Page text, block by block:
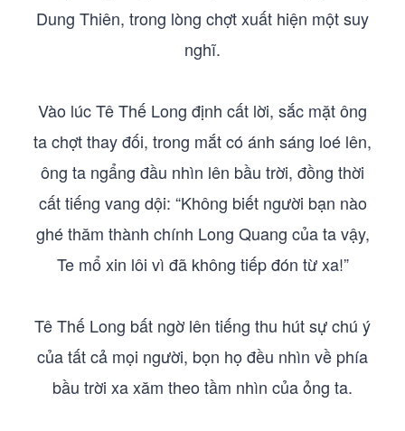
Dung Thiên, trong lòng chợt xuất hiện một suy
nghĩ.
Vào lúc Tê Thế Long định cất lời, sắc mặt ông
ta chợt thay đối, trong mắt có ánh sáng loé lên,
ông ta ngẩng đầu nhìn lên bầu trời, đồng thời
cất tiếng vang dội: “Không biết người bạn nào
ghé thăm thành chính Long Quang của ta vậy,
Te mổ xin lôi vì đã không tiếp đón từ xa!”
Tê Thế Long bất ngờ lên tiếng thu hút sự chú ý
của tất cả mọi người, bọn họ đều nhìn về phía
bầu trời xa xăm theo tầm nhìn của ỏng ta.